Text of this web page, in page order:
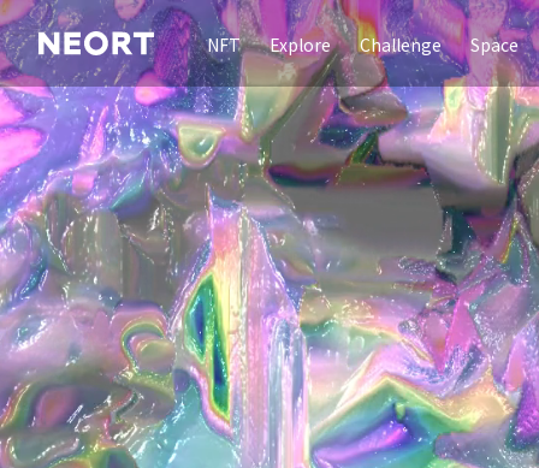
NFT Explore Challenge Space